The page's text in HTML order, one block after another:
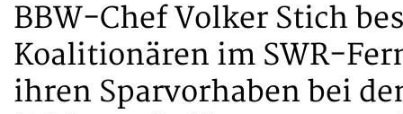
BBW-Chef Volker Stich
Koalitionären im SWR-
ihren Sparvorhaben bei